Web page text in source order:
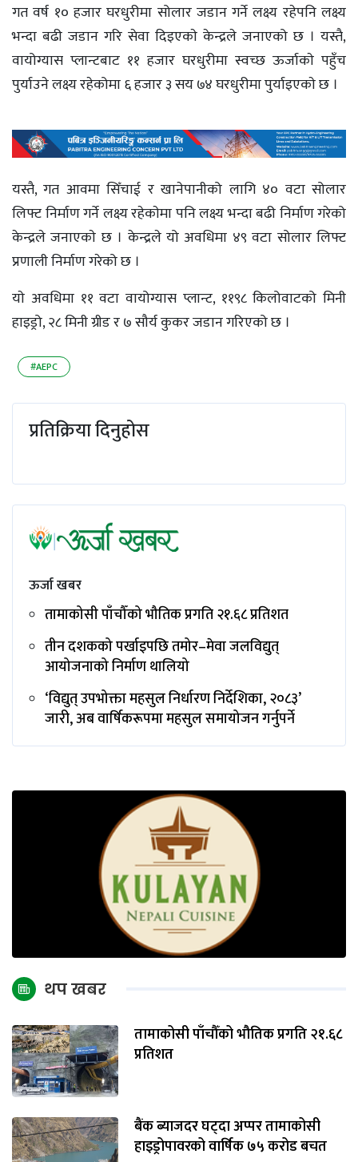
गत वर्ष १० हजार घरधुरीमा सोलार जडान गर्ने लक्ष्य रहेपनि लक्ष्य
भन्दा बढी जडान गरि सेवा दिइएकाे केन्द्रले जनाएको छ । यस्तै,
वायोग्यास प्लान्टबाट ११ हजार घरधुरीमा स्वच्छ ऊर्जाकाे पहुँच
पुर्याउने लक्ष्य रहेकोमा ६ हजार ३ सय ७४ घरधुरीमा पुर्याइएकाे छ ।
यस्तै, गत आवमा सिँचाई र खानेपानीको लागि ४० वटा सोलार
लिफ्ट निर्माण गर्ने लक्ष्य रहेकाेमा पनि लक्ष्य भन्दा बढी निर्माण गरेको
केन्द्रले जनाएकाे छ । केन्द्रले यो अवधिमा ४९ वटा सोलार लिफ्ट
प्रणाली निर्माण गरेको छ ।
याे अवधिमा ११ वटा वायोग्यास प्लान्ट, ११९८ किलोवाटको मिनी
हाइड्रो, २८ मिनी ग्रीड र ७ सौर्य कुकर जडान गरिएको छ ।
#AEPC
प्रतिक्रिया दिनुहोस
ऊर्जा खबर
तामाकोसी पाँचौँको भौतिक प्रगति २१.६८ प्रतिशत
तीन दशकको पर्खाइपछि तमोर–मेवा जलविद्युत्
आयोजनाको निर्माण थालियो
‘विद्युत् उपभोक्ता महसुल निर्धारण निर्देशिका, २०८३’
जारी, अब वार्षिकरूपमा महसुल समायोजन गर्नुपर्ने
थप खबर
तामाकोसी पाँचौँको भौतिक प्रगति २१.६८
प्रतिशत
बैंक ब्याजदर घट्दा अप्पर तामाकोसी
हाइड्रोपावरको वार्षिक ७५ करोड बचत